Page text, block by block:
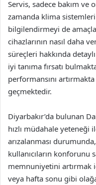
Servis, sadece bakım ve
zamanda klima sistemleri
bilgilendirmeyi de
cihazlarının nasıl daha
süreçleri hakkında
iyi tanıma fırsatı
performansını
geçmektedir.
Diyarbakır’da bulunan
hızlı müdahale yeteneği
arızalanması
kullanıcıların konforunu
memnuniyetini artırmak
veya hafta sonu gibi